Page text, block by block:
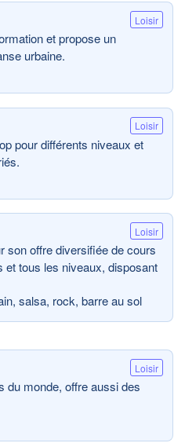
Loisir
et propose un
urbaine.
Loisir
pour différents niveaux et
Loisir
son offre diversifiée de cours
et tous les niveaux, disposant
salsa, rock, barre au sol
Loisir
du monde, offre aussi des